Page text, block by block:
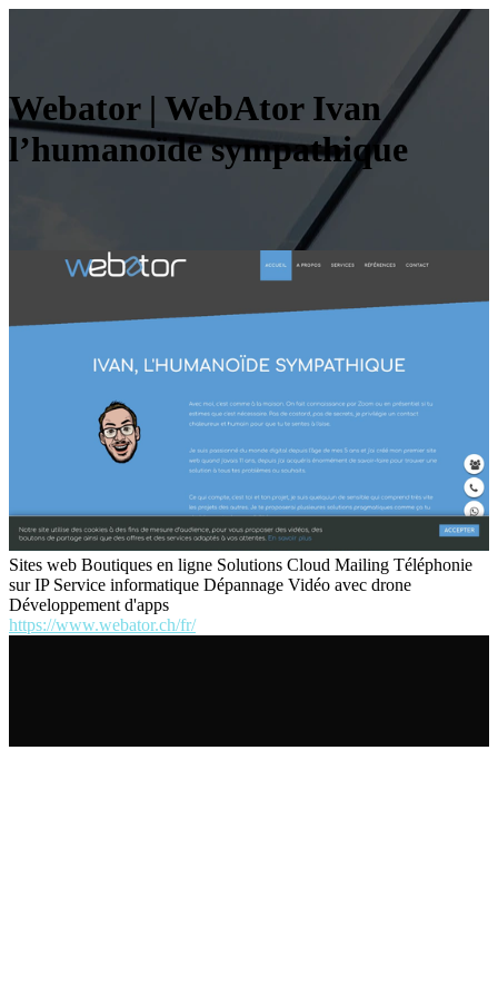
Webator | WebAtor Ivan
l’humanoïde sympathique
Sites web Boutiques en ligne Solutions Cloud Mailing Téléphonie
sur IP Service informatique Dépannage Vidéo avec drone
Développement d'apps
https://www.webator.ch/fr/